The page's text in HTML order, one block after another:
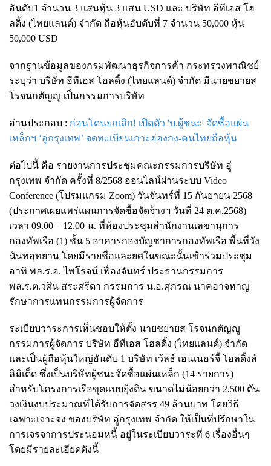
อันดับ1 จำนวน 3 แสนหุ้น 3 แสน USD และ บริษัท อีทีเอส โฮ
ลดิ้ง (ไทยแลนด์) จำกัด ถือหุ้นอับดับที่ 7 จำนวน 50,000 หุ้น
50,000 USD
จากฐานข้อมูลของกรมพัฒนาธุรกิจการค้า กระทรวงพาณิชย์
ระบุว่า บริษัท อีทีเอส โฮลดิ้ง (ไทยแลนด์) จำกัด มีนายชยายส
โรจนกตัญญู เป็นกรรมการบริษัท
อ่านประกอบ : ก่อนโดนยกเลิก! เปิดตัว 'บ.ผู้ชนะ' จัดซื้อแผ่น
เหล็กฯ ‘อู่กรุงเทพ’ จดทะเบียนเกาะฮ่องกง-คนไทยถือหุ้น
ต่อไปนี้ คือ รายงานการประชุมคณะกรรมการบริษัท อู่
กรุงเทพ จำกัด ครั้งที่ 8/2568 ออนไลน์ผ่านระบบ Video
Conference (โปรมแกรม Zoom) วันจันทร์ที่ 15 กันยายน 2568
(ประกาศเผยแพร่แผนการจัดซื้อจัดจ้างฯ วันที่ 24 ต.ค.2568)
เวลา 09.00 – 12.00 น. ที่ห้องประชุมสำนักงานเลขานุการ
กองทัพเรือ (1) ชั้น 5 อาคารกองบัญชาการกองทัพเรือ พื้นที่วัง
นันทอุทยาน โดยมีรายชื่อและยศในขณะนั้นเข้าร่วมประชุม
อาทิ พล.ร.อ. ไพโรจน์ เฟื่องจันทร์ ประธานกรรมการ
พล.ร.ต.วศิน สระศรีดา กรรมการ น.อ.ศุภรณ นาคอาจหาญ
รักษาการแทนกรรมการผู้จัดการ
ระเบียบวาระการเห็นชอบให้ตั้ง นายชยายส โรจนกตัญญู
กรรมการผู้จัดการ บริษัท อีทีเอส โฮลดิ้ง (ไทยแลนด์) จำกัด
และเป็นผู้ถือหุ้นใหญ่อันดับ 1 บริษัท เว้ลธ์ เอนเนอร์จี้ โฮลดิ้งส์
ลิมิเต็ด ซึ่งเป็นบริษัทผู้ชนะจัดซื้อแผ่นเหล็ก (14 รายการ)
สำหรับโครงการเรือขุดแบบยุ้งดิน ขนาดไม่น้อยกว่า 2,500 ตัน
วงเงินงบประมาณที่ได้รับการจัดสรร 49 ล้านบาท โดยวิธี
เฉพาะเจาะจง ของบริษัท อู่กรุงเทพ จำกัด ให้เป็นที่ปรึกษาใน
การเจรจาการประนอมหนี้ อยู่ในระเบียบวาระที่ 6 เรื่องอื่นๆ
โดยมีรายละเอียดดังนี้